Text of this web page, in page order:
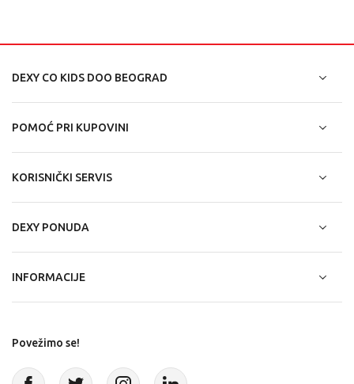
DEXY CO KIDS DOO BEOGRAD
POMOĆ PRI KUPOVINI
KORISNIČKI SERVIS
DEXY PONUDA
INFORMACIJE
Povežimo se!